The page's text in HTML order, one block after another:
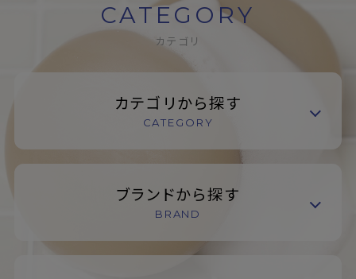
CATEGORY
カテゴリ
カテゴリから探す
CATEGORY
ブランドから探す
BRAND